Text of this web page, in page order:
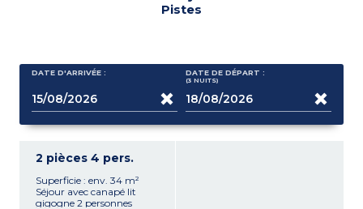
Pistes
DATE D'ARRIVÉE : DATE DE DÉPART :
(3 NUITS)
2 pièces 4 pers.
Superficie : env. 34 m²
Séjour avec canapé lit
gigogne 2 personnes